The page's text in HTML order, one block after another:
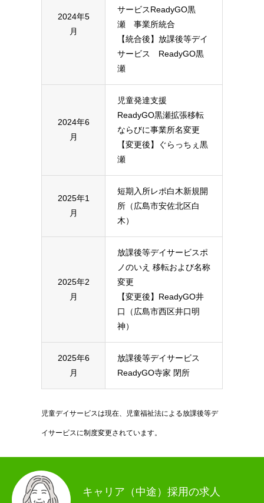
2024年5
月
サービスReadyGO黒
瀬 事業所統合
【統合後】放課後等デイ
サービス ReadyGO黒
瀬
2024年6
月
児童発達支援
ReadyGO黒瀬拡張移転
ならびに事業所名変更
【変更後】ぐらっちぇ黒
瀬
2025年1
月
短期入所レポ白木新規開
所（広島市安佐北区白
木）
2025年2
月
放課後等デイサービスポ
ノのいえ 移転および名称
変更
【変更後】ReadyGO井
口（広島市西区井口明
神）
2025年6
月
放課後等デイサービス
ReadyGO寺家 閉所
児童デイサービスは現在、児童福祉法による放課後等デ
イサービスに制度変更されています。
キャリア（中途）採用の求人